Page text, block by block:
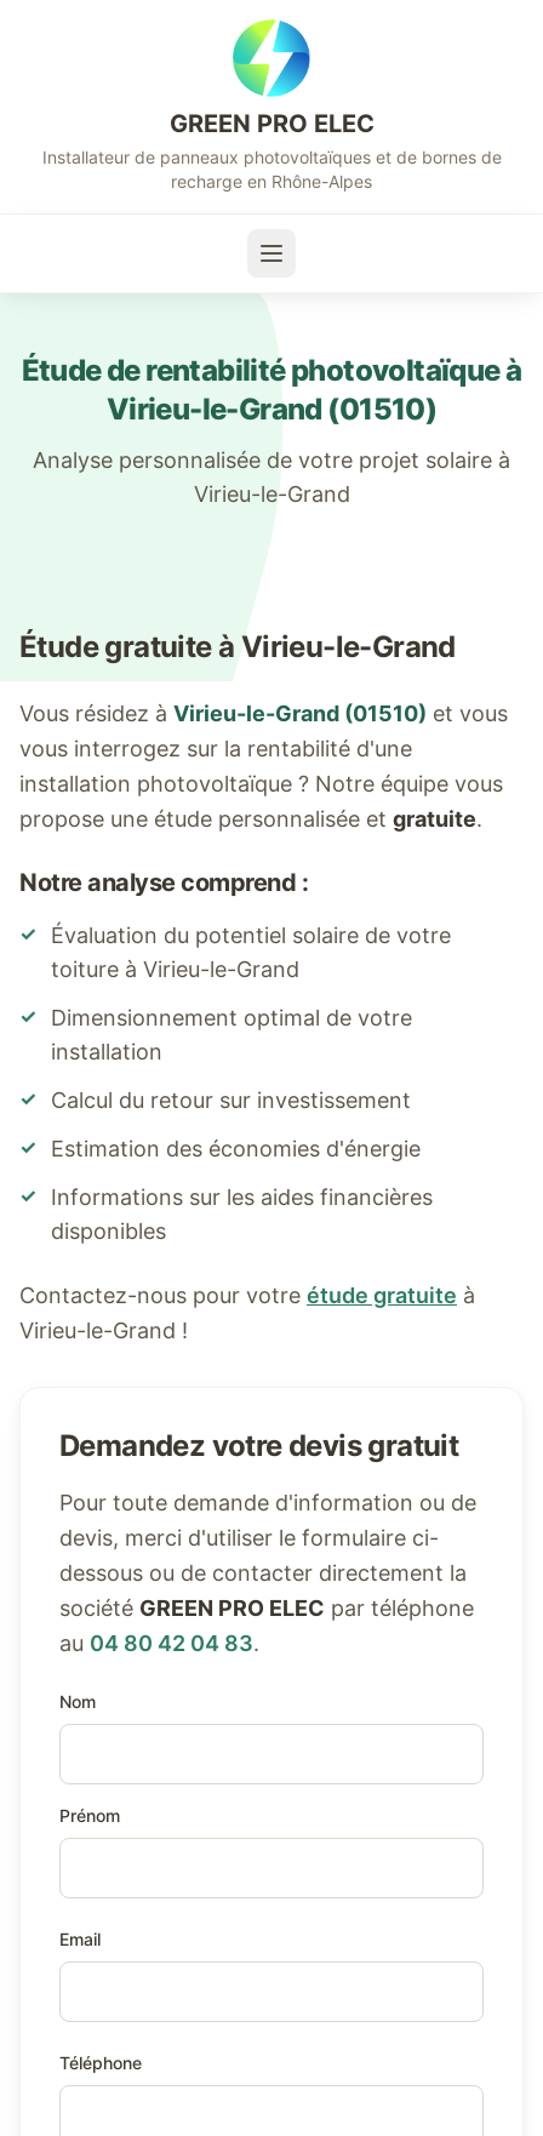
GREEN PRO ELEC
Installateur de panneaux photovoltaïques et de bornes de
recharge en Rhône-Alpes
Étude de rentabilité photovoltaïque à
Virieu-le-Grand (01510)
Analyse personnalisée de votre projet solaire à
Virieu-le-Grand
Étude gratuite à Virieu-le-Grand
Vous résidez à Virieu-le-Grand (01510) et vous
vous interrogez sur la rentabilité d'une
installation photovoltaïque ? Notre équipe vous
propose une étude personnalisée et gratuite.
Notre analyse comprend :
✓
Évaluation du potentiel solaire de votre
toiture à Virieu-le-Grand
✓
Dimensionnement optimal de votre
installation
✓ Calcul du retour sur investissement
✓ Estimation des économies d'énergie
✓
Informations sur les aides financières
disponibles
Contactez-nous pour votre étude gratuite à
Virieu-le-Grand !
Demandez votre devis gratuit
Pour toute demande d'information ou de
devis, merci d'utiliser le formulaire ci-
dessous ou de contacter directement la
société GREEN PRO ELEC par téléphone
au 04 80 42 04 83.
Nom
Prénom
Email
Téléphone